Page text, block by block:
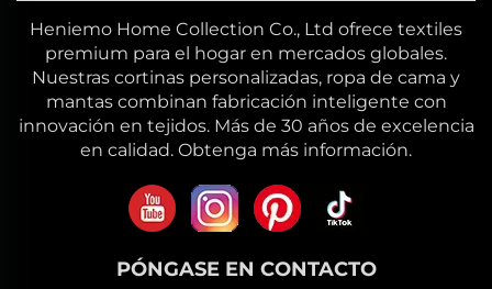
Heniemo Home Collection Co., Ltd ofrece textiles
premium para el hogar en mercados globales.
Nuestras cortinas personalizadas, ropa de cama y
mantas combinan fabricación inteligente con
innovación en tejidos. Más de 30 años de excelencia
en calidad. Obtenga más información.
PÓNGASE EN CONTACTO